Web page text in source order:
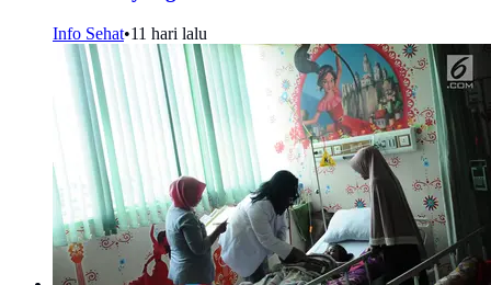
Info Sehat•11 hari lalu